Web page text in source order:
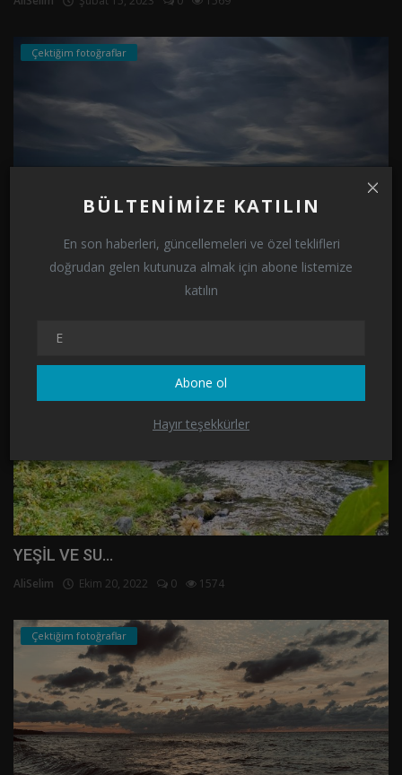
BÜLTENIMIZE KATILIN
En son haberleri, güncellemeleri ve özel teklifleri
doğrudan gelen kutunuza almak için abone listemize
katılın
Abone ol
Hayır teşekkürler
Çektiğim fotoğraflar
AY IŞIĞI VE SAHİL...
1651
Çektiğim fotoğraflar
YEŞİL VE SU...
AliSelim Ekim 20, 2022 0 1574
Çektiğim fotoğraflar